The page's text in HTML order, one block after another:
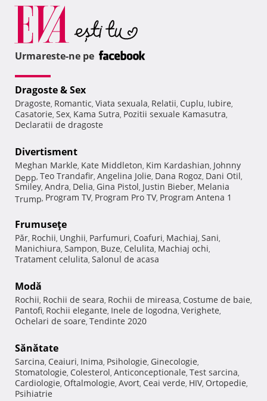
Urmareste-ne pe
Dragoste & Sex
Dragoste, Romantic, Viata sexuala, Relatii, Cuplu, Iubire,
Casatorie, Sex, Kama Sutra, Pozitii sexuale Kamasutra,
Declaratii de dragoste
Divertisment
Meghan Markle, Kate Middleton, Kim Kardashian, Johnny
Depp, Teo Trandafir, Angelina Jolie, Dana Rogoz, Dani Otil,
Smiley, Andra, Delia, Gina Pistol, Justin Bieber, Melania
Trump, Program TV, Program Pro TV, Program Antena 1
Frumuseţe
Păr, Rochii, Unghii, Parfumuri, Coafuri, Machiaj, Sani,
Manichiura, Sampon, Buze, Celulita, Machiaj ochi,
Tratament celulita, Salonul de acasa
Modă
Rochii, Rochii de seara, Rochii de mireasa, Costume de baie,
Pantofi, Rochii elegante, Inele de logodna, Verighete,
Ochelari de soare, Tendinte 2020
Sănătate
Sarcina, Ceaiuri, Inima, Psihologie, Ginecologie,
Stomatologie, Colesterol, Anticonceptionale, Test sarcina,
Cardiologie, Oftalmologie, Avort, Ceai verde, HIV, Ortopedie,
Psihiatrie